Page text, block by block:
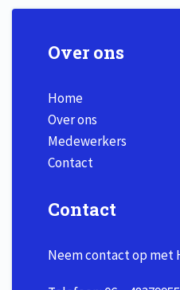
Over ons
Home
Over ons
Medewerkers
Contact
Contact
Neem contact op met